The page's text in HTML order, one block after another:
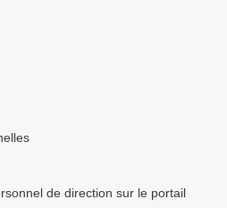
de direction sur le portail